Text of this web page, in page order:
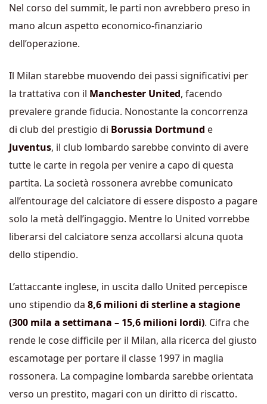
Nel corso del summit, le parti non avrebbero preso in
mano alcun aspetto economico-finanziario
dell’operazione.
Il Milan starebbe muovendo dei passi significativi per
la trattativa con il Manchester United, facendo
prevalere grande fiducia. Nonostante la concorrenza
di club del prestigio di Borussia Dortmund e
Juventus, il club lombardo sarebbe convinto di avere
tutte le carte in regola per venire a capo di questa
partita. La società rossonera avrebbe comunicato
all’entourage del calciatore di essere disposto a pagare
solo la metà dell’ingaggio. Mentre lo United vorrebbe
liberarsi del calciatore senza accollarsi alcuna quota
dello stipendio.
L’attaccante inglese, in uscita dallo United percepisce
uno stipendio da 8,6 milioni di sterline a stagione
(300 mila a settimana – 15,6 milioni lordi). Cifra che
rende le cose difficile per il Milan, alla ricerca del giusto
escamotage per portare il classe 1997 in maglia
rossonera. La compagine lombarda sarebbe orientata
verso un prestito, magari con un diritto di riscatto.